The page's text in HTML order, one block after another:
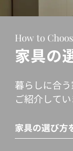
How to
家具の
暮らしに合
ご紹介してい
家具の選び方